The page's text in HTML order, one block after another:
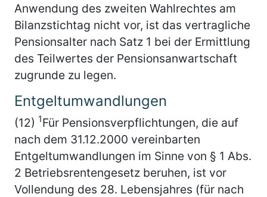
Anwendung des zweiten Wahlrechtes am
Bilanzstichtag nicht vor, ist das vertragliche
Pensionsalter nach Satz 1 bei der Ermittlung
des Teilwertes der Pensionsanwartschaft
zugrunde zu legen.
Entgeltumwandlungen
(12) 1Für Pensionsverpflichtungen, die auf
nach dem 31.12.2000 vereinbarten
Entgeltumwandlungen im Sinne von § 1 Abs.
2 Betriebsrentengesetz beruhen, ist vor
Vollendung des 28. Lebensjahres (für nach